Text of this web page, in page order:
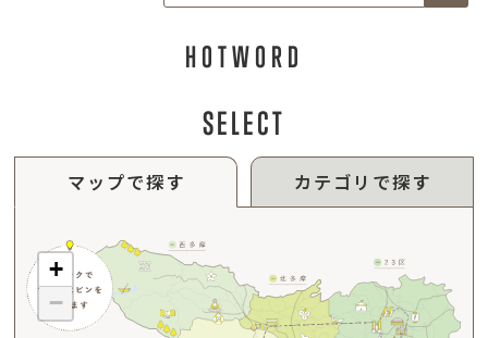
HOTWORD
SELECT
マップで探す カテゴリで探す
+
−